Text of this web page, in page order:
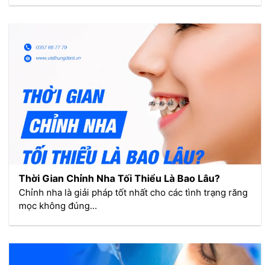
Thời Gian Chỉnh Nha Tối Thiểu Là Bao Lâu?
Chỉnh nha là giải pháp tốt nhất cho các tình trạng răng
mọc không đúng...